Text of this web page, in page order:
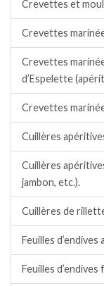
Crevettes et
Crevettes
Crevettes
d’Espelette
Crevettes
Cuillères
Cuillères
jambon, etc.).
Cuillères de
Feuilles
Feuilles